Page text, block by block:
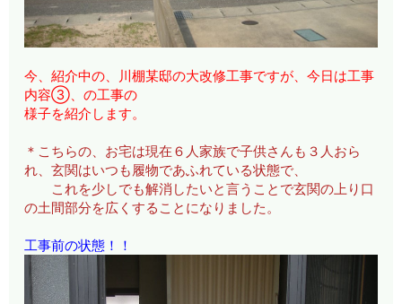
今、紹介中の、川棚某邸の大改修工事ですが、今日は工事
内容③、の工事の
様子を紹介します。
＊こちらの、お宅は現在６人家族で子供さんも３人おら
れ、玄関はいつも履物であふれている状態で、
これを少しでも解消したいと言うことで玄関の上り口
の土間部分を広くすることになりました。
工事前の状態！！